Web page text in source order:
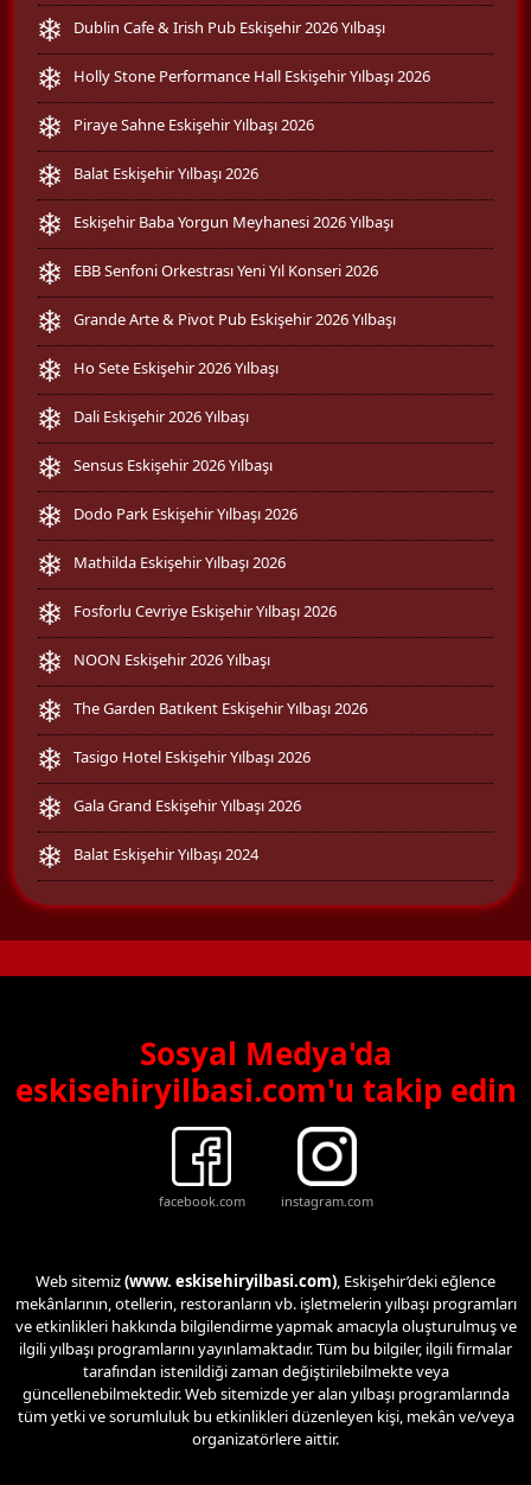
Dublin Cafe & Irish Pub Eskişehir 2026 Yılbaşı
Holly Stone Performance Hall Eskişehir Yılbaşı 2026
Piraye Sahne Eskişehir Yılbaşı 2026
Balat Eskişehir Yılbaşı 2026
Eskişehir Baba Yorgun Meyhanesi 2026 Yılbaşı
EBB Senfoni Orkestrası Yeni Yıl Konseri 2026
Grande Arte & Pivot Pub Eskişehir 2026 Yılbaşı
Ho Sete Eskişehir 2026 Yılbaşı
Dali Eskişehir 2026 Yılbaşı
Sensus Eskişehir 2026 Yılbaşı
Dodo Park Eskişehir Yılbaşı 2026
Mathilda Eskişehir Yılbaşı 2026
Fosforlu Cevriye Eskişehir Yılbaşı 2026
NOON Eskişehir 2026 Yılbaşı
The Garden Batıkent Eskişehir Yılbaşı 2026
Tasigo Hotel Eskişehir Yılbaşı 2026
Gala Grand Eskişehir Yılbaşı 2026
Balat Eskişehir Yılbaşı 2024
Sosyal Medya'da
eskisehiryilbasi.com'u takip edin
facebook.com instagram.com
Web sitemiz(www. eskisehiryilbasi.com), Eskişehir’deki eğlence
mekânlarının, otellerin, restoranların vb. işletmelerin yılbaşı programları
ve etkinlikleri hakkında bilgilendirme yapmak amacıyla oluşturulmuş ve
ilgili yılbaşı programlarını yayınlamaktadır. Tüm bu bilgiler, ilgili firmalar
tarafından istenildiği zaman değiştirilebilmekte veya
güncellenebilmektedir. Web sitemizde yer alan yılbaşı programlarında
tüm yetki ve sorumluluk bu etkinlikleri düzenleyen kişi, mekân ve/veya
organizatörlere aittir.